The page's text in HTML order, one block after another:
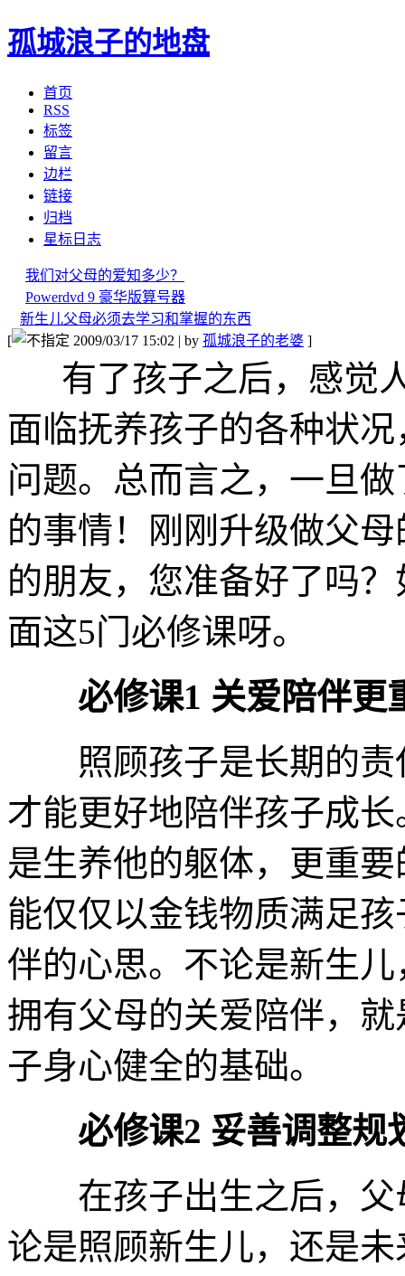
孤城浪子的地盘
首页
RSS
标签
留言
边栏
链接
归档
星标日志
我们对父母的爱知多少？
Powerdvd 9 豪华版算号器
新生儿父母必须去学习和掌握的东西
[
2009/03/17 15:02 | by 孤城浪子的老婆 ]
有了孩子之后，感觉
面临抚养孩子的各种状
问题。总而言之，一旦
的事情！刚刚升级做父
的朋友，您准备好了吗
面这5门必修课呀。
必修课1 关爱陪伴更
照顾孩子是长期的责
才能更好地陪伴孩子成
是生养他的躯体，更重
能仅仅以金钱物质满足
伴的心思。不论是新生
拥有父母的关爱陪伴，
子身心健全的基础。
必修课2 妥善调整规
在孩子出生之后，父
论是照顾新生儿，还是